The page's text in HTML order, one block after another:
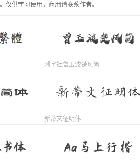
仅供学习使用，商用请联系作者。
潮字社曾玉波楚风简
新蒂文征明体